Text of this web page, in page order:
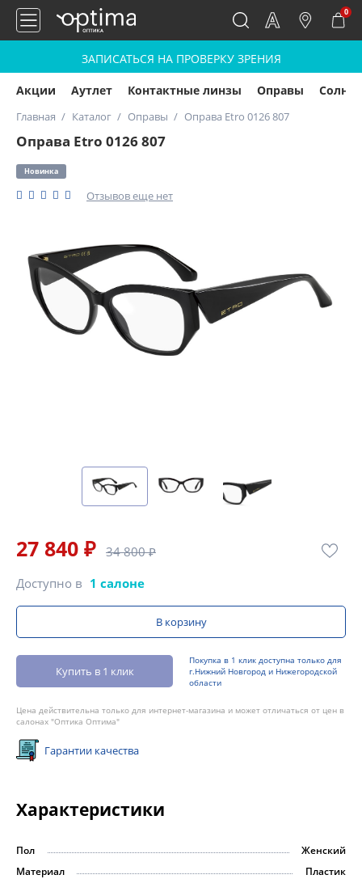
0
ЗАПИСАТЬСЯ НА ПРОВЕРКУ ЗРЕНИЯ
Акции Аутлет Контактные линзы Оправы
Главная Каталог Оправы Оправа Etro 0126 807
Оправа Etro 0126 807
Новинка
Отзывов еще нет
27 840 ₽ 34 800 ₽
Доступно в 1 салоне
В корзину
Купить в 1 клик
Покупка в 1 клик доступна только для
г.Нижний Новгород и Нижегородской
области
Цена действительна только для интернет-магазина и может отличаться от цен в
салонах "Оптика Оптима"
Гарантии качества
Характеристики
Пол
Женский
Материал
Пластик